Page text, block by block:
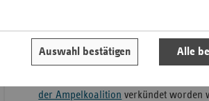
Auswahl bestätigen Alle
der Ampelkoalition verkündet worden